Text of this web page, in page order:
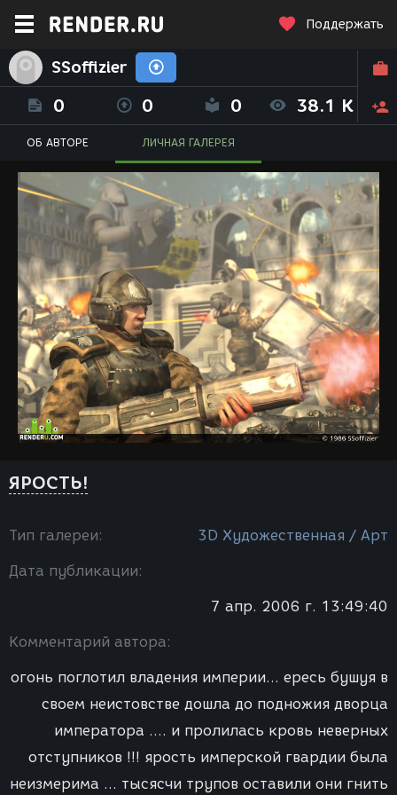
Поддержать
SSoffizier
0 0 0 38.1 K
ОБ АВТОРЕ ЛИЧНАЯ ГАЛЕРЕЯ
ЯРОСТЬ!
Тип галереи: 3D Художественная / Арт
Дата публикации:
7 апр. 2006 г. 13:49:40
Комментарий автора:
огонь поглотил владения империи... ересь бушуя в
своем неистовстве дошла до подножия дворца
императора .... и пролилась кровь неверных
отступников !!! ярость имперской гвардии была
неизмерима ... тысясчи трупов оставили они гнить